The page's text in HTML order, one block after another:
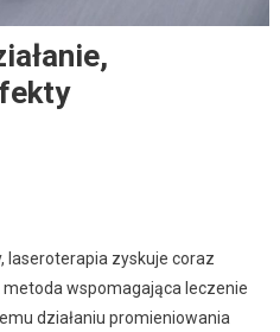
laseroterapia zyskuje coraz
wspomagająca leczenie
działaniu promieniowania